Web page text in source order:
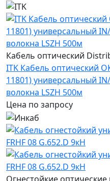
Кабель оптический
ITK Кабель оптический
11801) универсальный
волокна LSZH 500м
Цена по запросу